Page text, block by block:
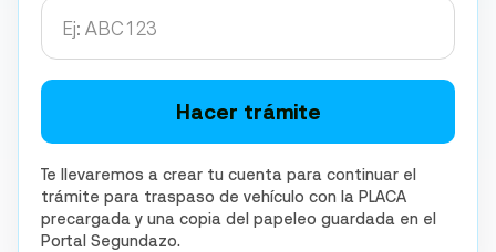
Hacer trámite
Te llevaremos a crear tu cuenta para continuar el
trámite para traspaso de vehículo con la PLACA
precargada y una copia del papeleo guardada en el
Portal Segundazo.